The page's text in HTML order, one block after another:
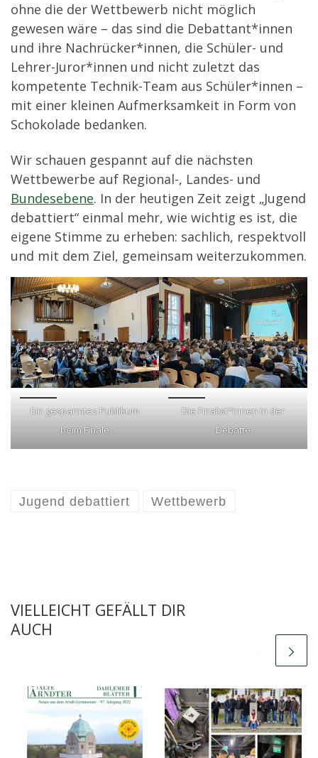
ohne die der Wettbewerb nicht möglich
gewesen wäre – das sind die Debattant*innen
und ihre Nachrücker*innen, die Schüler- und
Lehrer-Juror*innen und nicht zuletzt das
kompetente Technik-Team aus Schüler*innen –
mit einer kleinen Aufmerksamkeit in Form von
Schokolade bedanken.
Wir schauen gespannt auf die nächsten
Wettbewerbe auf Regional-, Landes- und
Bundesebene. In der heutigen Zeit zeigt „Jugend
debattiert“ einmal mehr, wie wichtig es ist, die
eigene Stimme zu erheben: sachlich, respektvoll
und mit dem Ziel, gemeinsam weiterzukommen.
Ein gespanntes Publikum
beim Finale
Die Finalist*innen in der
Debatte
Jugend debattiert Wettbewerb
VIELLEICHT GEFÄLLT DIR
AUCH